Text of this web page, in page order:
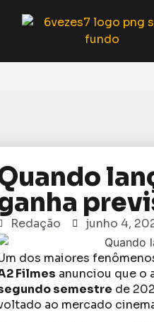
Redação junho 4,
dos maiores
Filmes anunciou que o
semestre de
ao mercado